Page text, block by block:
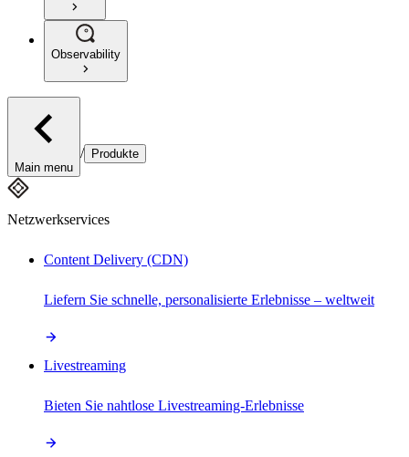
Observability
Main menu
/ Produkte
Netzwerkservices
Content Delivery (CDN)
Liefern Sie schnelle, personalisierte Erlebnisse – weltweit
Livestreaming
Bieten Sie nahtlose Livestreaming-Erlebnisse